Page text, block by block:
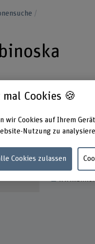
E-Mail
mal Cookies 🍪
wir Cookies auf Ihrem
Nutzung zu
Cookies zulassen